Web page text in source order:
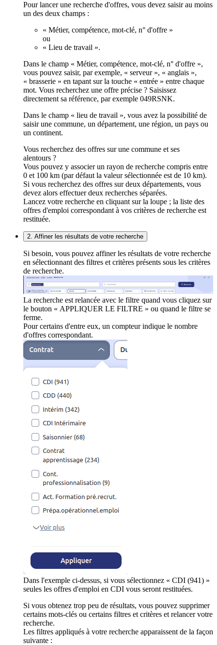
Pour lancer une recherche d'offres, vous devez saisir au moins
un des deux champs :
« Métier, compétence, mot-clé, n° d'offre »
ou
« Lieu de travail ».
Dans le champ « Métier, compétence, mot-clé, n° d'offre »,
vous pouvez saisir, par exemple, « serveur », « anglais »,
« brasserie » en tapant sur la touche « entrée » entre chaque
mot. Vous recherchez une offre précise ? Saisissez
directement sa référence, par exemple 049RSNK.
Dans le champ « lieu de travail », vous avez la possibilité de
saisir une commune, un département, une région, un pays ou
un continent.
Vous recherchez des offres sur une commune et ses
alentours ?
Vous pouvez y associer un rayon de recherche compris entre
0 et 100 km (par défaut la valeur sélectionnée est de 10 km).
Si vous recherchez des offres sur deux départements, vous
devez alors effectuer deux recherches séparées.
Lancez votre recherche en cliquant sur la loupe ; la liste des
offres d'emploi correspondant à vos critères de recherche est
restituée.
2. Affiner les résultats de votre recherche
Si besoin, vous pouvez affiner les résultats de votre recherche
en sélectionnant des filtres et critères présents sous les critères
de recherche.
La recherche est relancée avec le filtre quand vous cliquez sur
le bouton « APPLIQUER LE FILTRE » ou quand le filtre se
ferme.
Pour certains d'entre eux, un compteur indique le nombre
d'offres correspondant.
Dans l'exemple ci-dessus, si vous sélectionnez « CDI (941) »
seules les offres d'emploi en CDI vous seront restituées.
Si vous obtenez trop peu de résultats, vous pouvez supprimer
certains mots-clés ou certains filtres et critères et relancer votre
recherche.
Les filtres appliqués à votre recherche apparaissent de la façon
suivante :